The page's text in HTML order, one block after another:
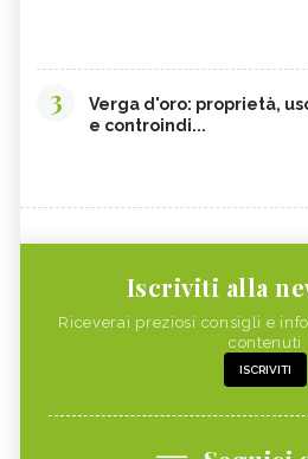
3
Verga d'oro: proprietà,
e controindi...
Iscriviti alla
Riceverai preziosi consigli e
contenuti
ISCRIVITI